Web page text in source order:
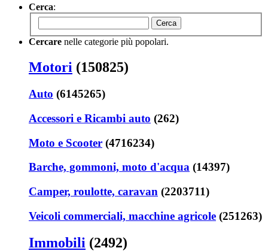
Cerca:
Cerca
Cercare nelle categorie più popolari.
Motori (150825)
Auto (6145265)
Accessori e Ricambi auto (262)
Moto e Scooter (4716234)
Barche, gommoni, moto d'acqua (14397)
Camper, roulotte, caravan (2203711)
Veicoli commerciali, macchine agricole (251263)
Immobili (2492)